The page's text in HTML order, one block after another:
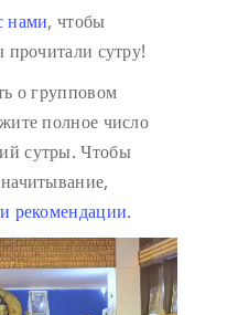
нами, чтобы
прочитали сутру!
о групповом
полное число
сутры. Чтобы
рекомендации.